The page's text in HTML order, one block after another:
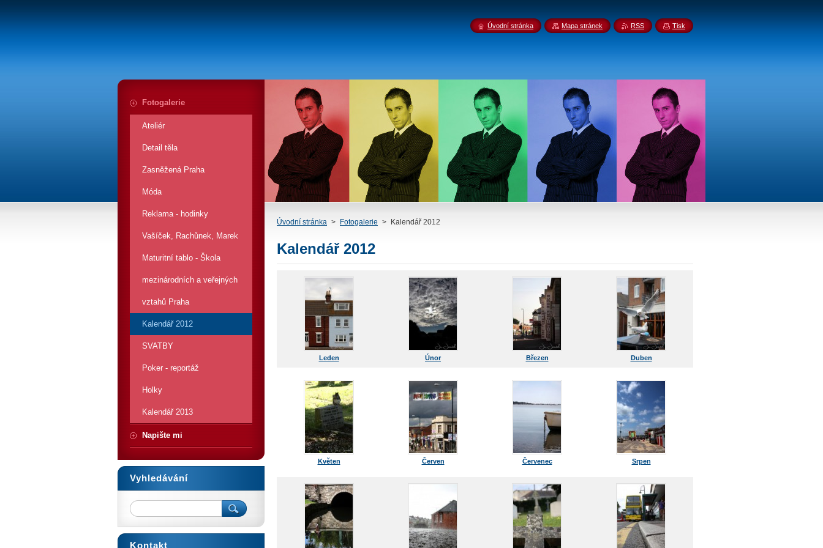
Úvodní stránka > Fotogalerie > Kalendář 2012
Kalendář 2012
Leden Únor Březen Duben
Květen Červen Červenec Srpen
Fotogalerie
Ateliér
Detail těla
Zasněžená Praha
Móda
Reklama - hodinky
Vašíček, Rachůnek, Marek
Maturitní tablo - Škola
mezinárodních a veřejných
vztahů Praha
Kalendář 2012
SVATBY
Poker - reportáž
Holky
Kalendář 2013
Napište mi
Vyhledávání
Kontakt
Úvodní stránka Mapa stránek RSS Tisk